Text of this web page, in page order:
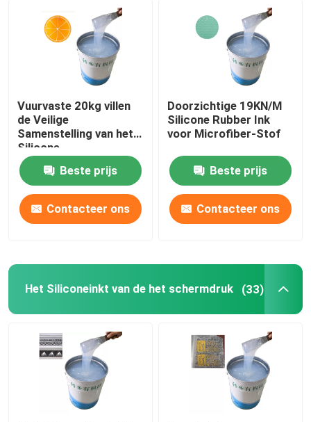
Vuurvaste 20kg villen
de Veilige
Samenstelling van het
Silicone
Rubberafgietsel
Beste prijs
Contacteer ons
Doorzichtige 19KN/M
Silicone Rubber Ink
voor Microfiber-Stof
Beste prijs
Contacteer ons
Het Siliconeinkt van de het schermdruk (33)